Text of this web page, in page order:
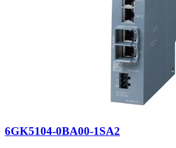
6GK5104-0BA00-1SA2